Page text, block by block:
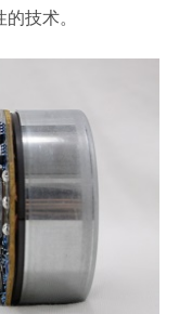
技术。